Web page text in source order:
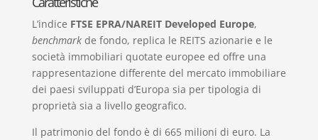
L’indice FTSE EPRA/NAREIT Developed Europe,
benchmarkde fondo, replica le REITS azionarie e le
società immobiliari quotate europee ed offre una
rappresentazione differente del mercato immobiliare
dei paesi sviluppati d’Europa sia per tipologia di
proprietà sia a livello geografico.
Il patrimonio del fondo è di 665 milioni di euro. La